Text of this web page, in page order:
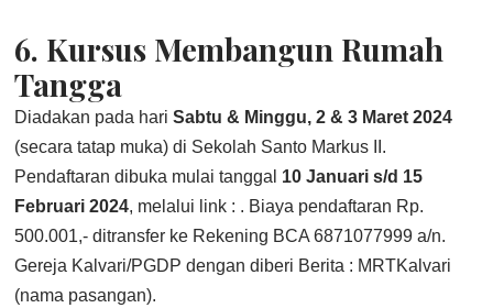
6. Kursus Membangun Rumah
Tangga
Diadakan pada hariSabtu & Minggu, 2 & 3 Maret 2024
(secara tatap muka) di Sekolah Santo Markus II.
Pendaftaran dibuka mulai tanggal 10 Januari s/d 15
Februari 2024, melalui link : . Biaya pendaftaran Rp.
500.001,- ditransfer ke Rekening BCA 6871077999 a/n.
Gereja Kalvari/PGDP dengan diberi Berita : MRTKalvari
(nama pasangan).